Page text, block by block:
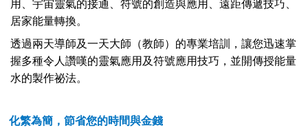
用、宇宙靈氣的接通、符號的創造與應用、遠距傳遞技巧、
居家能量轉換。
透過兩天導師及一天大師（教師）的專業培訓，讓您迅速掌
握多種令人讚嘆的靈氣應用及符號應用技巧，並開傳授能量
水的製作祕法。
化繁為簡，節省您的時間與金錢